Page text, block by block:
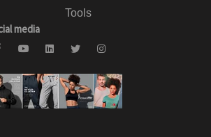
Tools
media